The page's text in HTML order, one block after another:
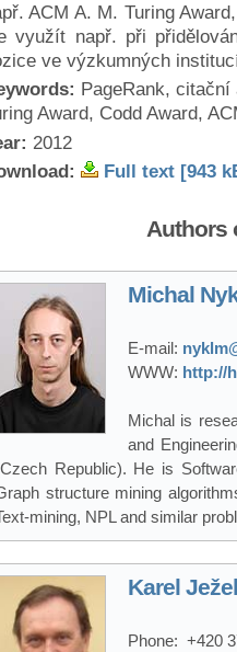
ACM A. M. Turing
využít např. při
ve výzkumných
PageRank,
Award, Codd Award,
2012
Full text [943
Authors
Michal
E-mail:
WWW: http://
Michal is
and
Republic). He is
structure mining
mining, NPL and similar
Karel
Phone: +420